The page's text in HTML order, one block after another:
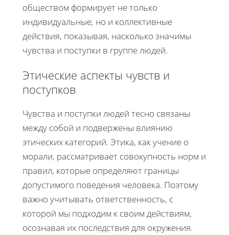
обществом формирует не только
индивидуальные, но и коллективные
действия, показывая, насколько значимы
чувства и поступки в группе людей.
Этические аспекты чувств и
поступков
Чувства и поступки людей тесно связаны
между собой и подвержены влиянию
этических категорий. Этика, как учение о
морали, рассматривает совокупность норм и
правил, которые определяют границы
допустимого поведения человека. Поэтому
важно учитывать ответственность, с
которой мы подходим к своим действиям,
осознавая их последствия для окружения.